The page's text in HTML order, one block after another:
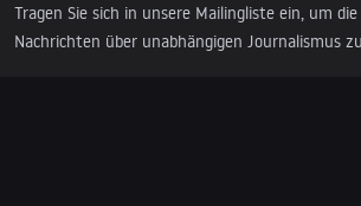
Tragen Sie sich in unsere Mailingliste ein, um
Nachrichten über unabhängigen Journalismus